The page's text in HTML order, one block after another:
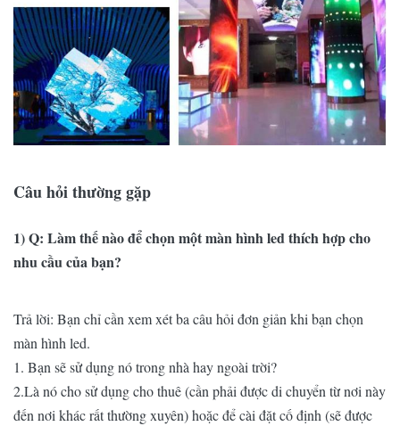
xám
Độ tương
phản
4000: 1
2000:
1
Tiêu thụ
điện năng
9 watt 10 watt
Tiêu thụ
độ sáng
1920 Hz
Phương
pháp lái xe
Quét 1/40 Quét 1/48
Câu hỏi thường gặp
1) Q: Làm thế nào để chọn một màn hình led thích hợp cho
nhu cầu của bạn?
Trả lời: Bạn chỉ cần xem xét ba câu hỏi đơn giản khi bạn chọn
màn hình led.
1. Bạn sẽ sử dụng nó trong nhà hay ngoài trời?
2.Là nó cho sử dụng cho thuê (cần phải được di chuyển từ nơi này
đến nơi khác rất thường xuyên) hoặc để cài đặt cố định (sẽ được